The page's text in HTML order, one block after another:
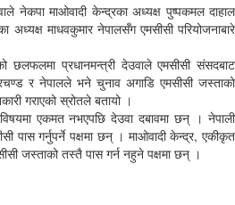
नेकपा माओवादी केन्द्रका अध्यक्ष पुष्पकमल दाहाल
अध्यक्ष माधवकुमार नेपालसँग एमसीसी परियोजनाबारे
छलफलमा प्रधानमन्त्री देउवाले एमसीसी संसदबाट
र नेपालले भने चुनाव अगाडि एमसीसी जस्ताको
गराएको स्रोतले बतायो ।
एकमत नभएपछि देउवा दबावमा छन् । नेपाली
पास गर्नुपर्ने पक्षमा छन् । माओवादी केन्द्र, एकीकृत
जस्ताको तस्तै पास गर्न नहुने पक्षमा छन् ।